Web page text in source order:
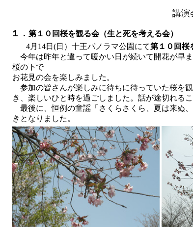
講演
１． 第１０回桜を観る会（生と死を考える会）
4月14日(日）十王パノラマ公園にて第１０回桜
今年は昨年と違って暖かい日が続いて開花が早
桜の下で
お花見の会を楽しみました。
参加の皆さんが楽しみに待ちに待っていた桜を
き、楽しいひと時を過ごしました。話が途切れる
最後に、恒例の童謡「さくらさくら、夏は来ぬ
きとなりました。